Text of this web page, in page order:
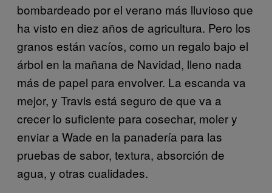
bombardeado por el verano más lluvioso que
ha visto en diez años de agricultura. Pero los
granos están vacíos, como un regalo bajo el
árbol en la mañana de Navidad, lleno nada
más de papel para envolver. La escanda va
mejor, y Travis está seguro de que va a
crecer lo suficiente para cosechar, moler y
enviar a Wade en la panadería para las
pruebas de sabor, textura, absorción de
agua, y otras cualidades.